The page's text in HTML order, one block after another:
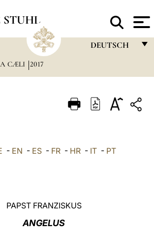
STUHL
DEUTSCH
ITALIANO
CÆLI 2017
- EN - ES- FR- HR- IT- PT
PAPST FRANZISKUS
ANGELUS